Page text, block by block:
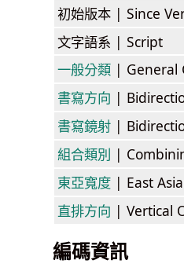
初始版本 | Since
文字語系 | Script
一般分類 | General
書寫方向 |
書寫鏡射 |
組合類別 |
東亞寬度 | East
直排方向 | Vertical
編碼資訊